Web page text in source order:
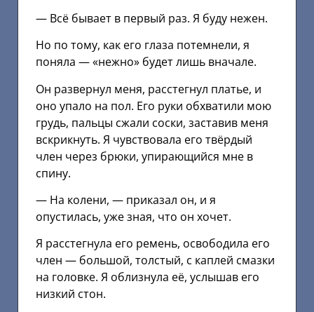
— Всё бывает в первый раз. Я буду нежен.
Но по тому, как его глаза потемнели, я
поняла — «нежно» будет лишь вначале.
Он развернул меня, расстегнул платье, и
оно упало на пол. Его руки обхватили мою
грудь, пальцы сжали соски, заставив меня
вскрикнуть. Я чувствовала его твёрдый
член через брюки, упирающийся мне в
спину.
— На колени, — приказал он, и я
опустилась, уже зная, что он хочет.
Я расстегнула его ремень, освободила его
член — большой, толстый, с каплей смазки
на головке. Я облизнула её, услышав его
низкий стон.